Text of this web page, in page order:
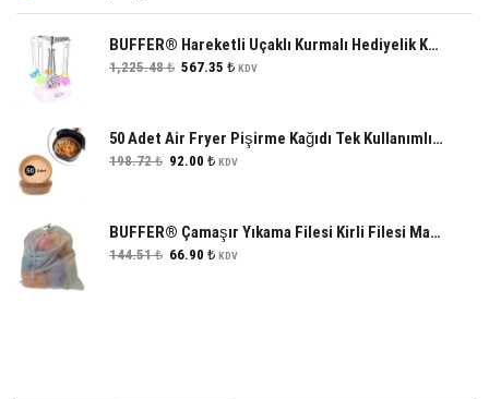
BUFFER® Hareketli Uçaklı Kurmalı Hediyelik Küçük Müzik Kutusu Aleti
1,225.48₺ Orijinal
567.35 ₺Şu
KDV
50 Adet Air Fryer Pişirme Kağıdı Tek Kullanımlık Hava Fritöz Yağ Geçirmez Yapışmaz Tabak Model
198.72₺ Orijinal
92.00 ₺Şu
KDV
BUFFER® Çamaşır Yıkama Filesi Kirli Filesi Maxi 40x60 cm
144.51₺ Orijinal
66.90 ₺ŞuKDV